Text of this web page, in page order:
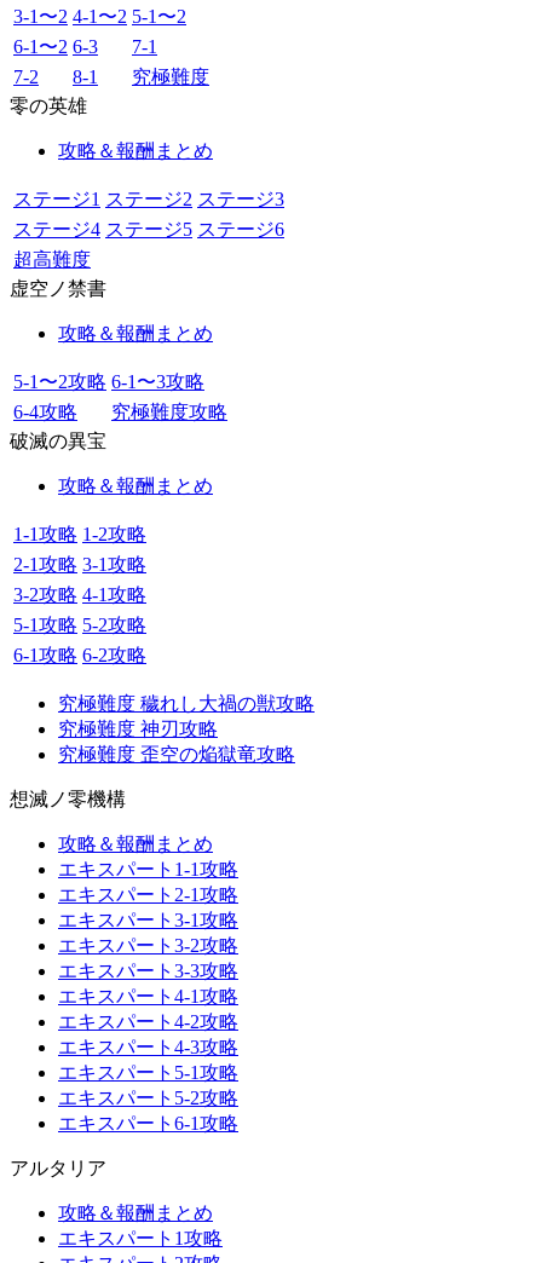
3-1〜2 4-1〜2 5-1〜2
6-1〜2 6-3
7-1
7-2
8-1
究極難度
零の英雄
攻略＆報酬まとめ
ステージ1 ステージ2 ステージ3
ステージ4 ステージ5 ステージ6
超高難度
虚空ノ禁書
攻略＆報酬まとめ
5-1〜2攻略 6-1〜3攻略
6-4攻略
究極難度攻略
破滅の異宝
攻略＆報酬まとめ
1-1攻略 1-2攻略
2-1攻略 3-1攻略
3-2攻略 4-1攻略
5-1攻略 5-2攻略
6-1攻略 6-2攻略
究極難度 穢れし大禍の獣攻略
究極難度 神刃攻略
究極難度 歪空の焔獄竜攻略
想滅ノ零機構
攻略＆報酬まとめ
エキスパート1-1攻略
エキスパート2-1攻略
エキスパート3-1攻略
エキスパート3-2攻略
エキスパート3-3攻略
エキスパート4-1攻略
エキスパート4-2攻略
エキスパート4-3攻略
エキスパート5-1攻略
エキスパート5-2攻略
エキスパート6-1攻略
アルタリア
攻略＆報酬まとめ
エキスパート1攻略